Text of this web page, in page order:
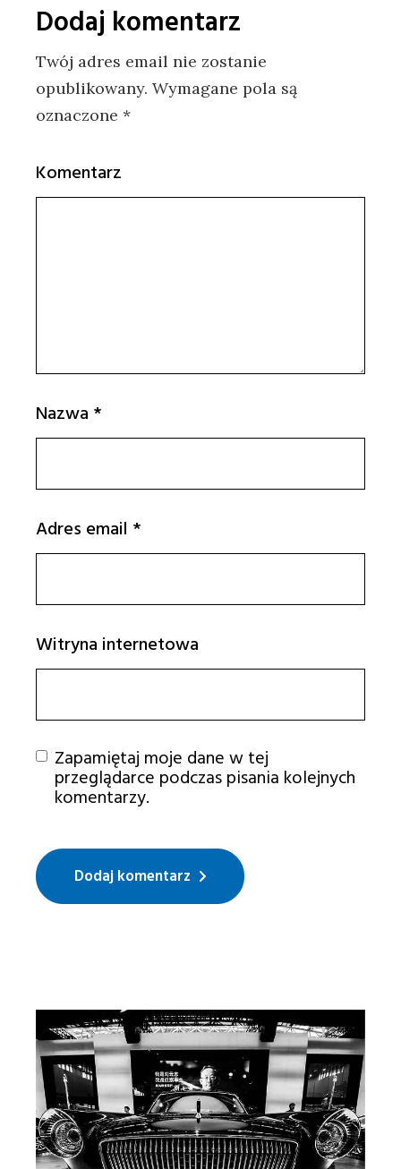
Dodaj komentarz
Twój adres email nie zostanie
opublikowany. Wymagane pola są
oznaczone*
Komentarz
Nazwa *
Adres email *
Witryna internetowa
Zapamiętaj moje dane w tej
przeglądarce podczas pisania kolejnych
komentarzy.
Dodaj komentarz